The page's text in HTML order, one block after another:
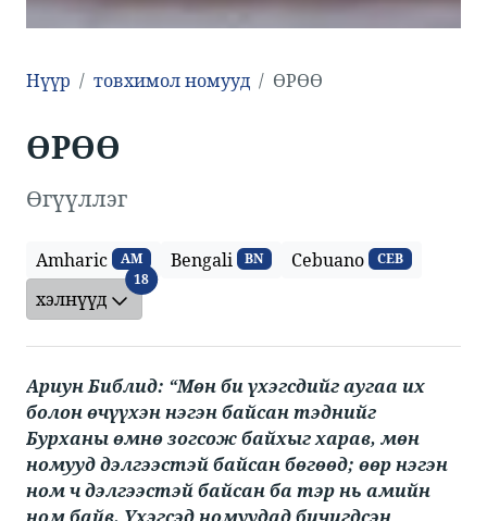
Нүүр товхимол номууд ​​ӨРӨӨ​
​​ӨРӨӨ​
Өгүүллэг
Amharic AM Bengali BN Cebuano CEB
хэлнүүд
18хэлнүүд
Ариун Библид: “Мөн би үхэгсдийг аугаа их
болон өчүүхэн нэгэн байсан тэднийг
Бурханы өмнө зогсож байхыг харав, мөн
номууд дэлгээстэй байсан бөгөөд; өөр нэгэн
ном ч дэлгээстэй байсан ба тэр нь амийн